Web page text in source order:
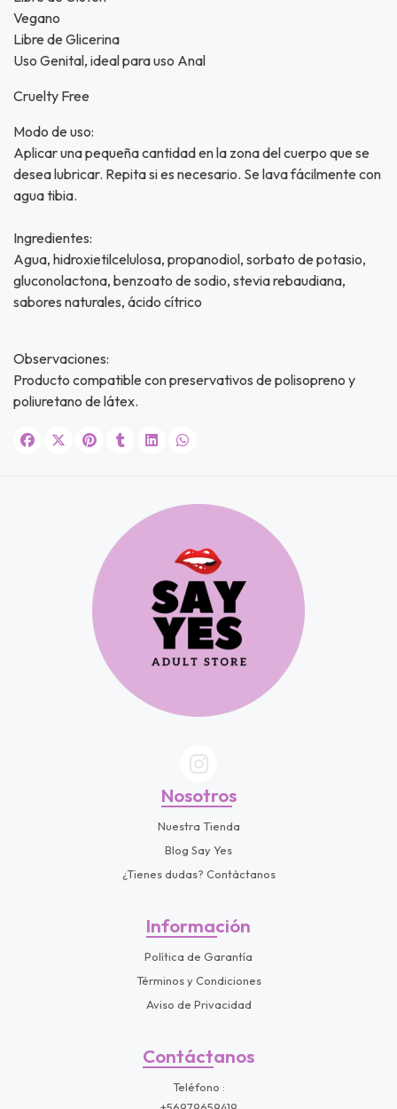
correo y
premios
JUGAR
Vegano
Libre de Glicerina
Uso Genital, ideal para uso Anal
Cruelty Free
Modo de uso:
Aplicar una pequeña cantidad en la zona del cuerpo que se
desea lubricar. Repita si es necesario. Se lava fácilmente con
agua tibia.
Ingredientes:
Agua, hidroxietilcelulosa, propanodiol, sorbato de potasio,
gluconolactona, benzoato de sodio, stevia rebaudiana,
sabores naturales, ácido cítrico
Observaciones:
Producto compatible con preservativos de polisopreno y
poliuretano de látex.
Nosotros
Nuestra Tienda
Blog Say Yes
¿Tienes dudas? Contáctanos
Información
Política de Garantía
Términos y Condiciones
Aviso de Privacidad
Contáctanos
Teléfono